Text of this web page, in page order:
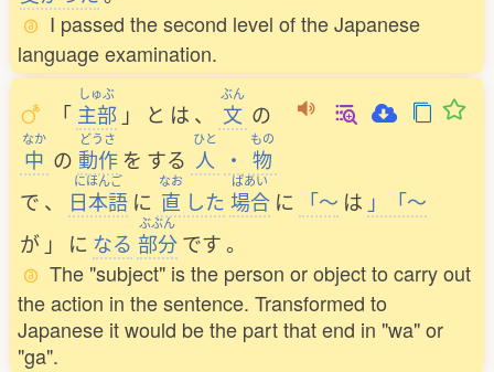
I passed the second level of the Japanese
language examination.
「
しゅぶ
主部 」 と は 、
ぶん
文 の
なか
中 の
どうさ
動作 を する
ひと
人 ・
もの
物
で 、
にほんご
日本語 に
なお
直 した
ばあい
場合 に 「～ は 」「～
が 」 に なる
ぶぶん
部分 です。
The "subject" is the person or object to carry out
the action in the sentence. Transformed to
Japanese it would be the part that end in "wa" or
"ga".